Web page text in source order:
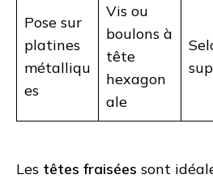
Pose sur
platines
métalliqu
es
Vis ou
boulons à
tête
hexagon
ale
Les têtes fraisées sont